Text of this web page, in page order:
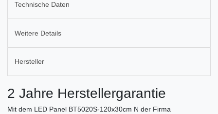
Technische Daten
Weitere Details
Hersteller
2 Jahre Herstellergarantie
Mit dem LED Panel BT5020S-120x30cm N der Firma